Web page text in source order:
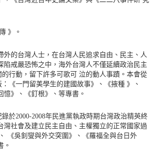
》。
的台灣人士，在台灣人民追求自由、民主、人
戒嚴恐怖之中，海外台灣人不僅延續政治民主
行動，留下許多可歌可 泣的動人事蹟。本會從
《一門留美學生的建國故事》、《掖種 》、
》、《釘根》、等專書。
於2000-2008年民進黨執政時期台灣政治精英終
社會及建立民主自由、主權獨立的正常國家過
《吳釗燮與外交突圍》、《羅福全與台日外
。